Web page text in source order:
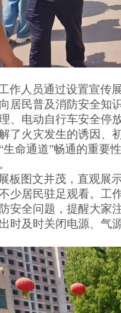
作人员通过设置宣传
居民普及消防安全知
、电动自行车安全停
了火灾发生的诱因、
“生命通道”畅通的重要
板图文并茂，直观展
少居民驻足观看。工
安全问题，提醒大家
时及时关闭电源、气